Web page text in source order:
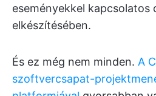
eseményekkel kapcsolatos
elkészítésében.
És ez még nem minden. A
szoftvercsapat-